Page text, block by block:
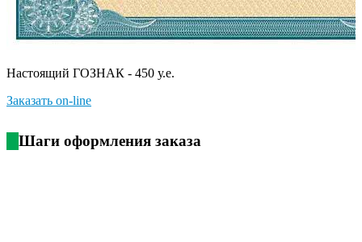
Настоящий ГОЗНАК - 450 у.е.
Заказать on-line
Шаги оформления заказа